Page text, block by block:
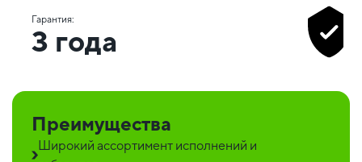
Гарантия:
3 года
Преимущества
Широкий ассортимент исполнений и